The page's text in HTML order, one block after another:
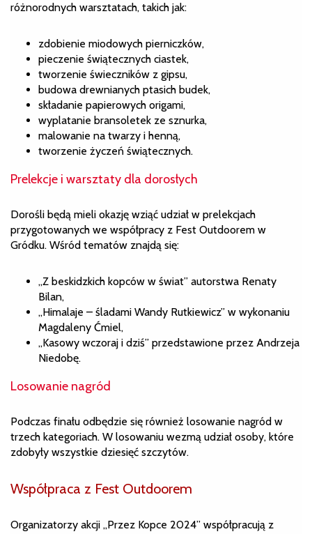
różnorodnych warsztatach, takich jak:
zdobienie miodowych pierniczków,
pieczenie świątecznych ciastek,
tworzenie świeczników z gipsu,
budowa drewnianych ptasich budek,
składanie papierowych origami,
wyplatanie bransoletek ze sznurka,
malowanie na twarzy i henną,
tworzenie życzeń świątecznych.
Prelekcje i warsztaty dla dorosłych
Dorośli będą mieli okazję wziąć udział w prelekcjach
przygotowanych we współpracy z Fest Outdoorem w
Gródku. Wśród tematów znajdą się:
„Z beskidzkich kopców w świat” autorstwa Renaty
Bilan,
„Himalaje – śladami Wandy Rutkiewicz” w wykonaniu
Magdaleny Ćmiel,
„Kasowy wczoraj i dziś” przedstawione przez Andrzeja
Niedobę.
Losowanie nagród
Podczas finału odbędzie się również losowanie nagród w
trzech kategoriach. W losowaniu wezmą udział osoby, które
zdobyły wszystkie dziesięć szczytów.
Współpraca z Fest Outdoorem
Organizatorzy akcji „Przez Kopce 2024” współpracują z